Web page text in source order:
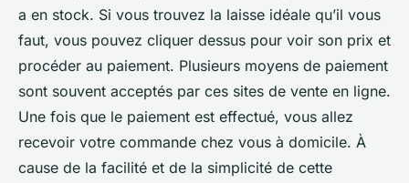
a en stock. Si vous trouvez la laisse idéale qu’il vous
faut, vous pouvez cliquer dessus pour voir son prix et
procéder au paiement. Plusieurs moyens de paiement
sont souvent acceptés par ces sites de vente en ligne.
Une fois que le paiement est effectué, vous allez
recevoir votre commande chez vous à domicile. À
cause de la facilité et de la simplicité de cette